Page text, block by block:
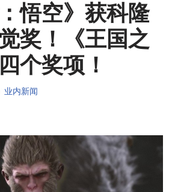
悟空》获科隆
奖！《王国之
个奖项！
业内新闻